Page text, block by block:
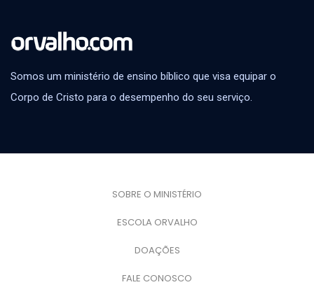
Somos um ministério de ensino bíblico que visa equipar o
Corpo de Cristo para o desempenho do seu serviço.
SOBRE O MINISTÉRIO
ESCOLA ORVALHO
DOAÇÕES
FALE CONOSCO